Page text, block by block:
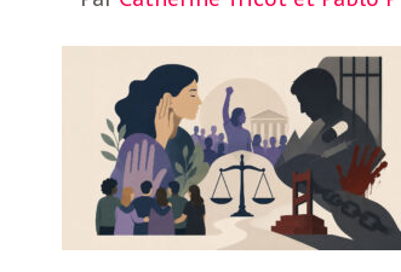
t
u
L